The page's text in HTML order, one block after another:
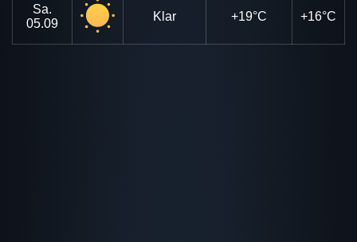
Sa.
05.09
Klar +19°C +16°C